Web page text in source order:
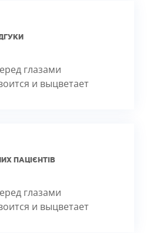
глазами
и выцветает
ПАЦІЄНТІВ
глазами
и выцветает